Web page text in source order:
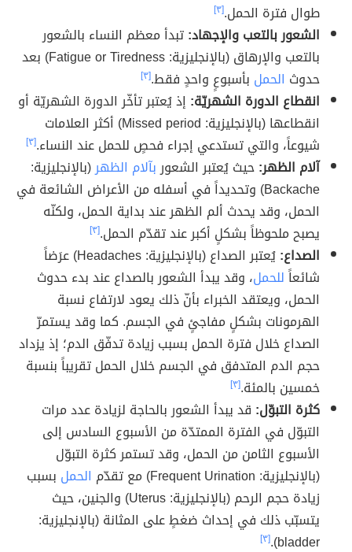
طوال فترة الحمل.[٣]
الشعور بالتعب والإجهاد:تبدأ معظم النساء بالشعور
بالتعب والإرهاق (بالإنجليزية: Fatigue or Tiredness) بعد
حدوث الحمل بأسبوعٍ واحدٍ فقط.[٣]
انقطاع الدورة الشهريّة: إذ يُعتبر تأخّر الدورة الشهريّة أو
انقطاعها (بالإنجليزية: Missed period) أكثر العلامات
شيوعاً، والتي تستدعي إجراء فحصٍ للحمل عند النساء.[٣]
آلام الظهر:حيث يُعتبر الشعوربآلام الظهر(بالإنجليزية:
Backache) وتحديداً في أسفله من الأعراض الشائعة في
الحمل، وقد يحدث ألم الظهر عند بداية الحمل، ولكنّه
يصبح ملحوظاً بشكلٍ أكبر عند تقدّم الحمل.[٣]
الصداع:
يُعتبر الصداع (بالإنجليزية: Headaches) عرَضاً
شائعاًللحمل، وقد يبدأ الشعور بالصداع عند بدء حدوث
الحمل، ويعتقد الخبراء بأنّ ذلك يعود لارتفاع نسبة
الهرمونات بشكلٍ مفاجئٍ في الجسم. كما وقد يستمرّ
الصداع خلال فترة الحمل بسبب زيادة تدفّق الدم؛ إذ يزداد
حجم الدم المتدفق في الجسم خلال الحمل تقريباً بنسبة
خمسين بالمئة.[٣]
كثرة التبوّل: قد يبدأ الشعور بالحاجة لزيادة عدد مرات
التبوّل في الفترة الممتدّة من الأسبوع السادس إلى
الأسبوع الثامن من الحمل، وقد تستمر كثرة التبوّل
(بالإنجليزية: Frequent Urination) مع تقدّم
الحمل بسبب
زيادة حجم الرحم (بالإنجليزية: Uterus) والجنين، حيث
يتسبّب ذلك في إحداث ضغطٍ على المثانة (بالإنجليزية:
bladder). [٣]